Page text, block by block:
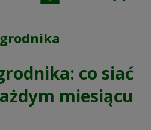
co siać
miesiącu